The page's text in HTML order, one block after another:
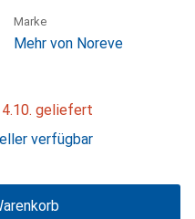
Marke
Mehr von Noreve
geliefert
verfügbar